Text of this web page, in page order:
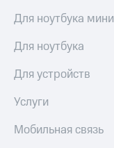
Для ноутбука мини
Для ноутбука
Для устройств
Услуги
Мобильная связь